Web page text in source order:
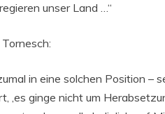
unser Land …“
in eine solchen Position –
‚es ginge nicht um